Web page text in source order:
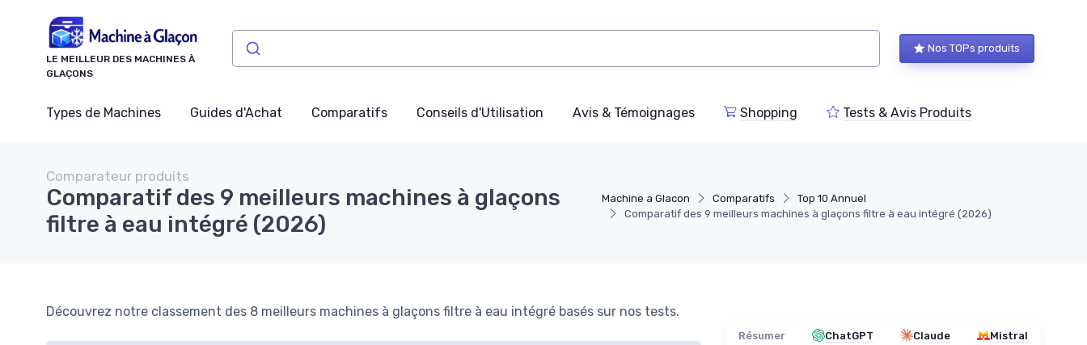
LE MEILLEUR DES MACHINES À
GLAÇONS
Nos TOPs produits
Types de Machines Guides d'Achat Comparatifs Conseils d'Utilisation Avis & Témoignages Shopping Tests & Avis Produits
Machine a Glacon Comparatifs
Top 10 Annuel
Comparatif des 9 meilleurs machines à glaçons filtre à eau intégré (2026)
Comparateur produits
Comparatif des 9 meilleurs machines à glaçons
filtre à eau intégré (2026)
Découvrez notre classement des 8 meilleurs machines à glaçons filtre à eau intégré basés sur nos tests.
Résumer ChatGPT Claude Mistral